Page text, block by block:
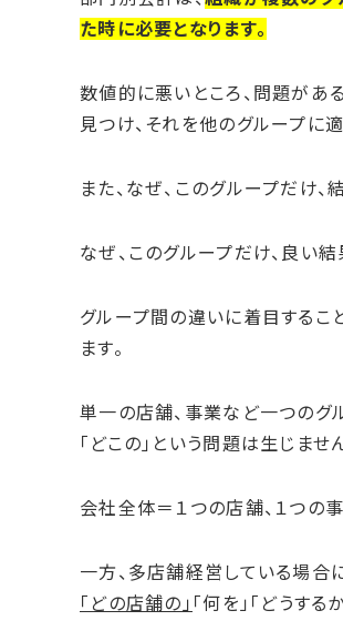
た時に必要となります。
数値的に悪いところ、問題があ
見つけ、それを他のグループに
また、なぜ、このグループだけ
なぜ、このグループだけ、良い
グループ間の違いに着目するこ
ます。
単一の店舗、事業など一つのグ
「どこの」という問題は生じません
会社全体＝１つの店舗、１つの
一方、多店舗経営している場合
「どの店舗の」 「何を」「どうする